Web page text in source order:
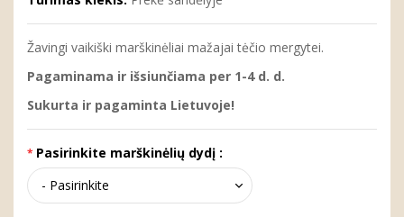
Žavingi vaikiški marškinėliai mažajai tėčio mergytei.
Pagaminama ir išsiunčiama per 1-4 d. d.
Sukurta ir pagaminta Lietuvoje!
Pasirinkite marškinėlių dydį :